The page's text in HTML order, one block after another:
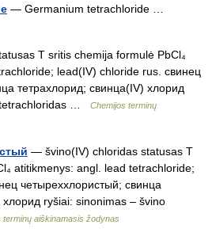
— Germanium tetrachloride …
T sritis chemija formulė PbCl₄
lead(IV) chloride rus. свинец
тетрахлорид; свинца(IV) хлорид
tetrachloridas …
Chemijos terminų
— švino(IV) chloridas statusas T
atitikmenys: angl. lead tetrachloride;
четыреххлористый; свинца
хлорид ryšiai: sinonimas – švino
terminų aiškinamasis žodynas